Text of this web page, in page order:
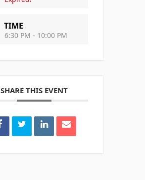
TIME
6:30 PM - 10:00 PM
SHARE THIS EVENT